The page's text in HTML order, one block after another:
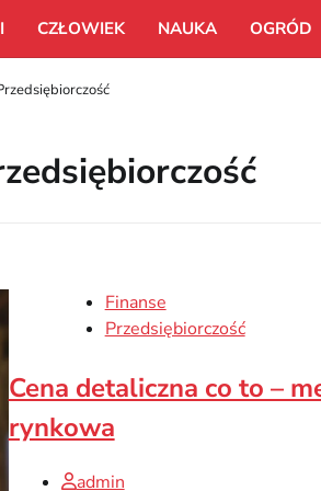
CZŁOWIEK NAUKA OGRÓD
Finanse
Przedsiębiorczość
Cena detaliczna co to –
rynkowa
admin